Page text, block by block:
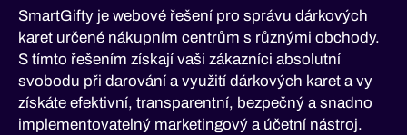
SmartGifty je webové řešení pro správu dárkových
karet určené nákupním centrům s různými obchody.
S tímto řešením získají vaši zákazníci absolutní
svobodu při darování a využití dárkových karet a vy
získáte efektivní, transparentní, bezpečný a snadno
implementovatelný marketingový a účetní nástroj.